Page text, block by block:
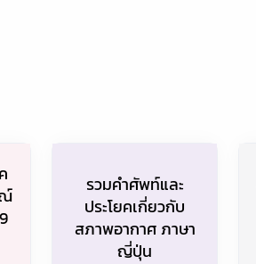
รวมคำศัพท์และ
ประโยคเกี่ยวกับ
สภาพอากาศ ภาษา
ญี่ปุ่น